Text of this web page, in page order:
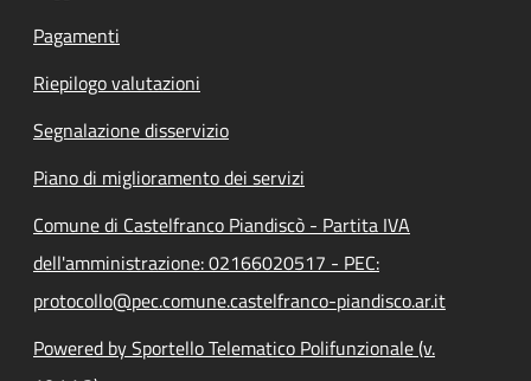
Pagamenti
Riepilogo valutazioni
Segnalazione disservizio
Piano di miglioramento dei servizi
Comune di Castelfranco Piandiscò - Partita IVA
dell'amministrazione: 02166020517 - PEC:
protocollo@pec.comune.castelfranco-piandisco.ar.it
Powered by Sportello Telematico Polifunzionale (v.